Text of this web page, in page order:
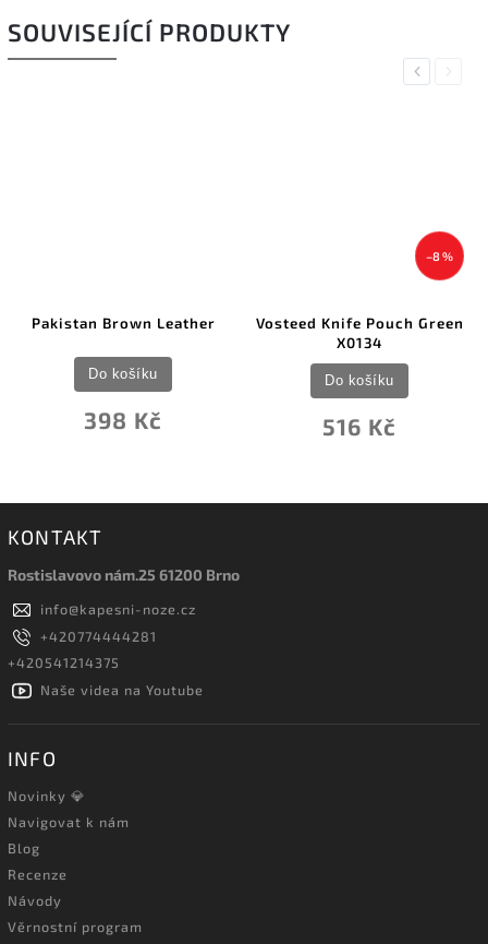
SOUVISEJÍCÍ PRODUKTY
Previous
Pakistan Brown Leather
398 Kč
Do košíku
–8 %
Vosteed Knife Pouch Green
X0134
516 Kč
Do košíku
Next
KONTAKT
Rostislavovo nám.25 61200 Brno
info@kapesni-noze.cz
+420774444281
+420541214375
Naše videa na Youtube
INFO
Novinky 💎
Navigovat k nám
Blog
Recenze
Návody
Věrnostní program